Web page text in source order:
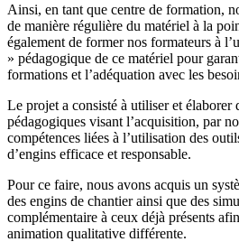
Ainsi, en tant que centre de formation,
de manière régulière du matériel à la
également de former nos formateurs à
» pédagogique de ce matériel pour
formations et l’adéquation avec les
Le projet a consisté à utiliser et élaborer
pédagogiques visant l’acquisition, par
compétences liées à l’utilisation des
d’engins efficace et responsable.
Pour ce faire, nous avons acquis un
des engins de chantier ainsi que des
complémentaire à ceux déjà présents
animation qualitative différente.